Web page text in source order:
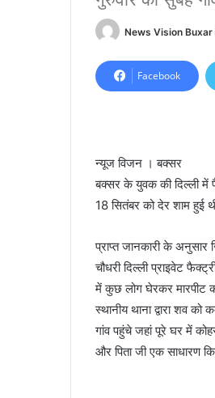
News Vision Buxar
Facebook
न्यूज विजन । बक्सर
बक्सर के युवक की दिल्ली में
18 सितंबर को देर शाम हुई
प्राप्त जानकारी के अनुसार
चौधरी दिल्ली प्राइवेट
में कुछ लोग घेरकर मारपीट
स्थानीय थाना द्वारा शव
गांव पहुंचे जहां पूरे घर में
और पिता जी एक साधारण